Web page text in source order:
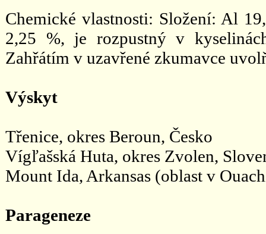
Chemické vlastnosti: Složení: Al
2,25 %, je rozpustný v
Zahřátím v uzavřené zkumavce
Výskyt
Třenice, okres Beroun, Česko
Vígľašská Huta, okres Zvolen,
Mount Ida, Arkansas (oblast v
Parageneze